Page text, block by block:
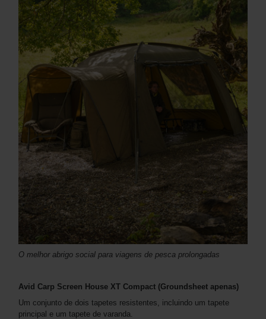
O melhor abrigo social para viagens de pesca prolongadas
Avid Carp Screen House XT Compact (Groundsheet apenas)
Um conjunto de dois tapetes resistentes, incluindo um tapete
principal e um tapete de varanda.